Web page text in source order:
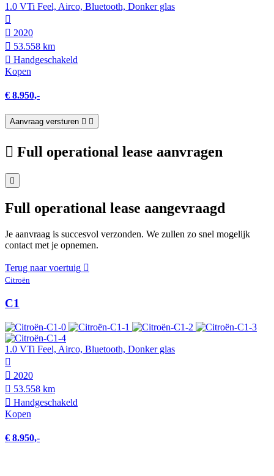
1.0 VTi Feel, Airco, Bluetooth, Donker glas
2020
53.558 km
Hand­geschakeld
Kopen
€ 8.950,-
Aanvraag versturen
Full operational lease aanvragen
Full operational lease aangevraagd
Je aanvraag is succesvol verzonden. We zullen zo snel mogelijk
contact met je opnemen.
Terug naar voertuig
Citroën
C1
1.0 VTi Feel, Airco, Bluetooth, Donker glas
2020
53.558 km
Hand­geschakeld
Kopen
€ 8.950,-